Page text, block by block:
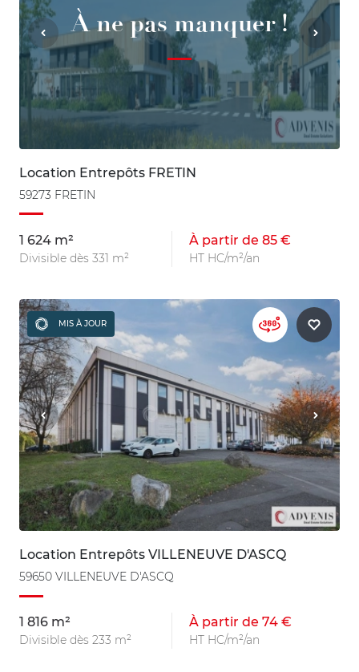
À ne pas manquer !
Location Entrepôts FRETIN
59273 FRETIN
1 624 m²
Divisible dès 331 m²
À partir de 85 €
HT HC/m²/an
MIS À JOUR
Location Entrepôts VILLENEUVE D'ASCQ
59650 VILLENEUVE D'ASCQ
1 816 m²
Divisible dès 233 m²
À partir de 74 €
HT HC/m²/an